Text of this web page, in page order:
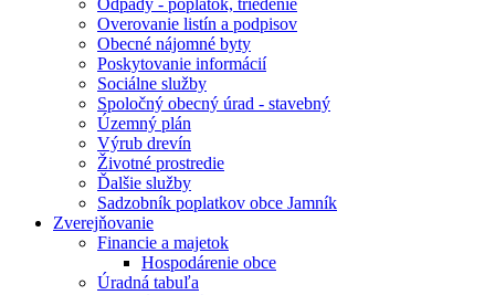
Odpady - poplatok, triedenie
Overovanie listín a podpisov
Obecné nájomné byty
Poskytovanie informácií
Sociálne služby
Spoločný obecný úrad - stavebný
Územný plán
Výrub drevín
Životné prostredie
Ďalšie služby
Sadzobník poplatkov obce Jamník
Zverejňovanie
Financie a majetok
Hospodárenie obce
Úradná tabuľa